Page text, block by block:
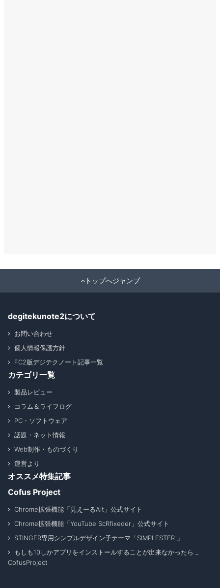
トップへジャンプ
degitekunote2について
お問い合わせ
個人情報保護方針
FC2版デジテクノート記事一覧
カテゴリ一覧
製品レビュー
コラム＆ライフログ
PC・ソフトウェア
話題・ネット情報
Web制作・ものづくり
運営より
オススメ特集記事
Cofus Project
Chrome拡張機能「見えーるAlt」公式サイト
Chrome拡張機能「YouTube ScRfixeder」公式サイト
STINGER専用シンプルデザイン子テーマ「SIMPLESTER 」
もしも10しかアプリをインストールすることが出来なかったら _
CofusProject